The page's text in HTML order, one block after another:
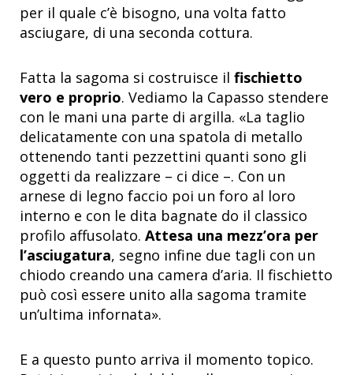
per il quale c’è bisogno, una volta fatto
asciugare, di una seconda cottura.
Fatta la sagoma si costruisce il fischietto
vero e proprio. Vediamo la Capasso stendere
con le mani una parte di argilla. «La taglio
delicatamente con una spatola di metallo
ottenendo tanti pezzettini quanti sono gli
oggetti da realizzare – ci dice –. Con un
arnese di legno faccio poi un foro al loro
interno e con le dita bagnate do il classico
profilo affusolato. Attesa una mezz’ora per
l’asciugatura, segno infine due tagli con un
chiodo creando una camera d’aria. Il fischietto
può così essere unito alla sagoma tramite
un’ultima infornata».
E a questo punto arriva il momento topico.